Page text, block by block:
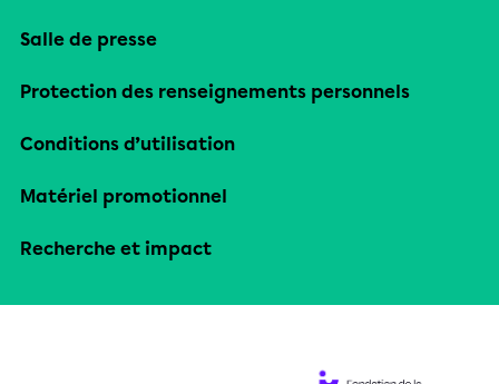
Salle de presse
Protection des renseignements personnels
Conditions d’utilisation
Matériel promotionnel
Recherche et impact